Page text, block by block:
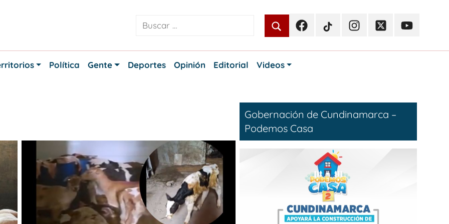
FacebookTikTokInstagramTwitterYoutube
Política Gente Deportes Opinión Editorial Videos
Gobernación de Cundinamarca –
Podemos Casa